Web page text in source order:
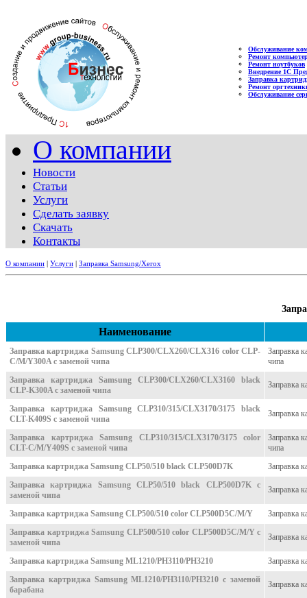
Обслуживание
Ремонт
Ремонт ноутбуков
Внедрение 1С
Заправка
Ремонт
Обслуживание
О компании
Новости
Статьи
Услуги
Сделать заявку
Скачать
Контакты
О компании | Услуги | Заправка Samsung/Xerox
Наименование
Заправка картриджа Samsung CLP300/CLX260/CLX316 color CLP-
C/M/Y300A с заменой чипа
Заправка
чипа
Заправка картриджа Samsung CLP300/CLX260/CLX3160 black
CLP-K300A с заменой чипа
Заправка
Заправка картриджа Samsung CLP310/315/CLX3170/3175 black
CLT-K409S с заменой чипа
Заправка
Заправка картриджа Samsung CLP310/315/CLX3170/3175 color
CLT-C/M/Y409S с заменой чипа
Заправка
чипа
Заправка картриджа Samsung CLP50/510 black CLP500D7K
Заправка
Заправка картриджа Samsung CLP50/510 black CLP500D7K с
заменой чипа
Заправка
Заправка картриджа Samsung CLP500/510 color CLP500D5C/M/Y
Заправка
Заправка картриджа Samsung CLP500/510 color CLP500D5C/M/Y с
заменой чипа
Заправка
Заправка картриджа Samsung ML1210/PH3110/PH3210
Заправка
Заправка картриджа Samsung ML1210/PH3110/PH3210 с заменой
барабана
Заправка